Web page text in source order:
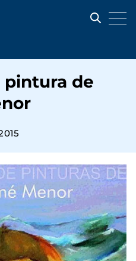
pintura de